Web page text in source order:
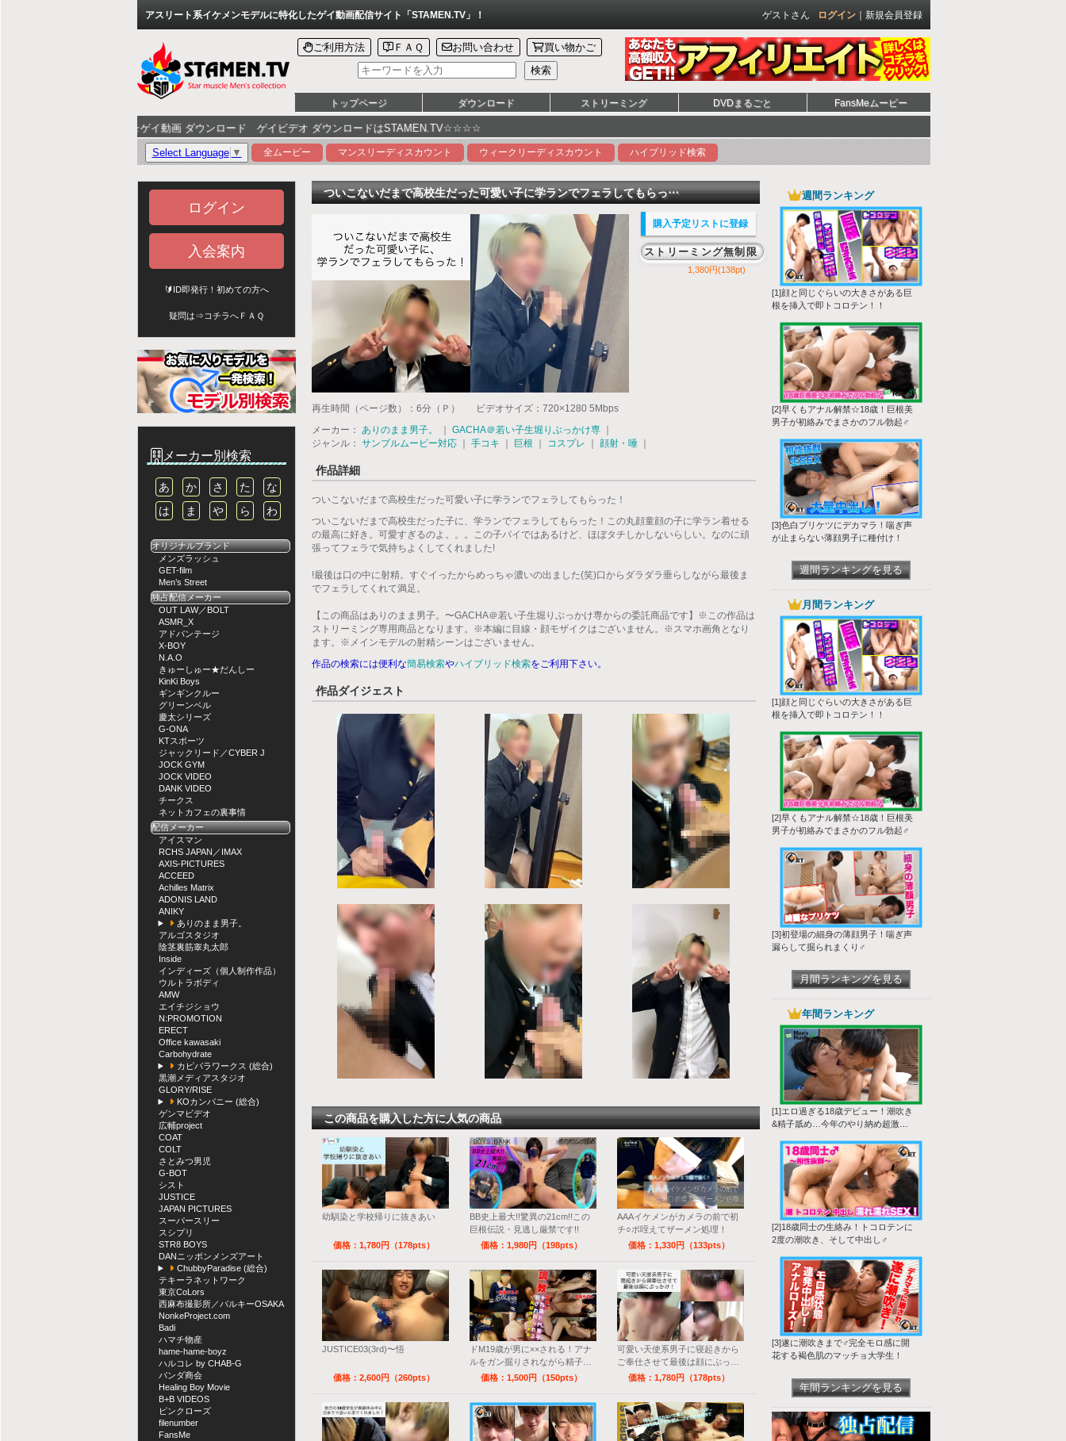
アスリート系イケメンモデルに特化したゲイ動画配信サイト「STAMEN.TV」！ ゲストさん ログイン｜ 新規会員登録
ご利用方法 ＦＡＱ お問い合わせ 買い物かご
トップページ ダウンロード ストリーミング DVDまるごと FansMeムービー
ダウンロード ゲイビデオ ダウンロードはSTAMEN.TV☆☆☆☆
Select Language ▼ 全ムービー マンスリーディスカウント ウィークリーディスカウント ハイブリッド検索
ログイン
入会案内
🔰ID即発行！初めての方へ
疑問は⇒ コチラへＦＡＱ
メーカー別検索
あ か さ た
な
は
ま や ら わ
オリジナルブランド
メンズラッシュ
GET-film
Men’s Street
独占配信メーカー
OUT LAW／BOLT
ASMR_X
アドバンテージ
X-BOY
N.A.O
きゅーしゅー★だんしー
KinKi Boys
ギンギンクルー
グリーンベル
慶太シリーズ
G-ONA
KTスポーツ
ジャックリード／CYBER J
JOCK GYM
JOCK VIDEO
DANK VIDEO
チークス
ネットカフェの裏事情
配信メーカー
アイスマン
RCHS JAPAN／IMAX
AXIS-PICTURES
ACCEED
Achilles Matrix
ADONIS LAND
ANIKY
ありのまま男子。
アルゴスタジオ
陰茎裏筋睾丸太郎
Inside
インディーズ（個人制作作品）
ウルトラボディ
AMW
エイチジショウ
N:PROMOTION
ERECT
Office kawasaki
Carbohydrate
カピバラワークス (総合)
黒潮メディアスタジオ
GLORY/RISE
KOカンパニー (総合)
ゲンマビデオ
広輔project
COAT
COLT
さとみつ男児
G-BOT
シスト
JUSTICE
JAPAN PICTURES
スーパースリー
スシプリ
STR8 BOYS
DANニッポンメンズアート
ChubbyParadise (総合)
テキーラネットワーク
東京CoLors
西麻布撮影所／バルキーOSAKA
NonkeProject.com
Badi
ハマチ物産
hame-hame-boyz
ハルコレ by CHAB-G
パンダ商会
Healing Boy Movie
B+B VIDEOS
ピンクローズ
filenumber
FansMe
ついこないだまで高校生だった可愛い子に学ランでフェラしてもらっ⋯
購入予定リストに登録
ストリーミング無制限
1,380円(138pt)
再生時間（ページ数）：6分（Ｐ）
ビデオサイズ：720×1280 5Mbps
メーカー： ありのまま男子。 GACHA＠若い子生堀りぶっかけ専｜
ジャンル： サンプルムービー対応｜ 手コキ 巨根 コスプレ 顔射・唾｜
作品詳細
ついこないだまで高校生だった可愛い子に学ランでフェラしてもらった！
ついこないだまで高校生だった子に、学ランでフェラしてもらった！この丸顔童顔の子に学ラン着せる
の最高に好き。可愛すぎるのよ。。。この子バイではあるけど、ほぼタチしかしないらしい。なのに頑
張ってフェラで気持ちよくしてくれました!
!最後は口の中に射精。すぐイったからめっちゃ濃いの出ました(笑)口からダラダラ垂らしながら最後ま
でフェラしてくれて満足。
【この商品はありのまま男子。〜GACHA＠若い子生堀りぶっかけ専からの委託商品です】※この作品は
ストリーミング専用商品となります。※本編に目線・顔モザイクはございません。※スマホ画角となり
ます。※メインモデルの射精シーンはございません。
作品の検索には便利な簡易検索やハイブリッド検索をご利用下さい。
作品ダイジェスト
この商品を購入した方に人気の商品
幼馴染と学校帰りに抜きあい
BB史上最大!!驚異の21cm!!この
巨根伝説・見逃し厳禁です!!
AAAイケメンがカメラの前で初
チ○ポ咥えてザーメン処理！
価格：1,780円（178pts）
価格：1,980円（198pts） 価格：1,330円（133pts）
JUSTICE03(3rd)〜悟
ドM19歳が男に××される！アナ
ルをガン掘りされながら精子を
放出！
可愛い天使系男子に寝起きから
ご奉仕させて最後は顔にぶっか
け！
価格：2,600円（260pts） 価格：1,500円（150pts） 価格：1,780円（178pts）
週間ランキング
[1]顔と同じぐらいの大きさがある巨
根を挿入で即トコロテン！！
[2]早くもアナル解禁☆18歳！巨根美
男子が初絡みでまさかのフル勃起♂
[3]色白プリケツにデカマラ！喘ぎ声
が止まらない薄顔男子に種付け！
週間ランキングを見る
月間ランキング
[1]顔と同じぐらいの大きさがある巨
根を挿入で即トコロテン！！
[2]早くもアナル解禁☆18歳！巨根美
男子が初絡みでまさかのフル勃起♂
[3]初登場の細身の薄顔男子！喘ぎ声
漏らして掘られまくり♂
月間ランキングを見る
年間ランキング
[1]エロ過ぎる18歳デビュー！潮吹き
&精子舐め…今年のやり納め超激生
[2]18歳同士の生絡み！トコロテンに
2度の潮吹き、そして中出し♂
[3]遂に潮吹きまで♂完全モロ感に開
花する褐色肌のマッチョ大学生！
年間ランキングを見る